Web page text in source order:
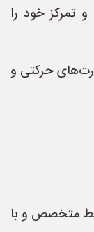
تمرکز خود را
حرکتی و
متخصص و با